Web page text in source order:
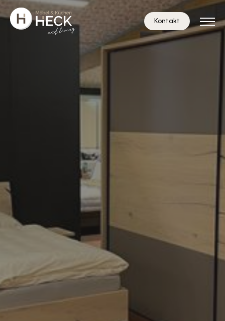
Kontakt